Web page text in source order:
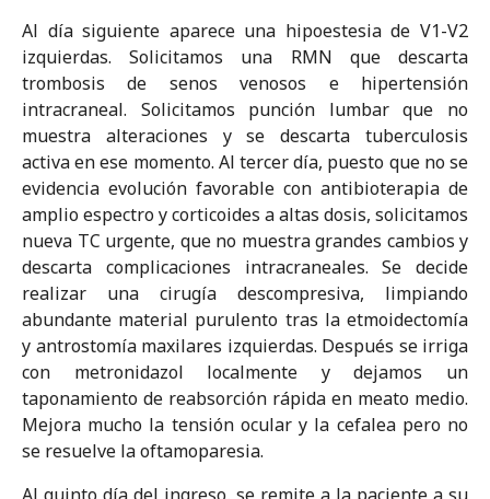
Al día siguiente aparece una hipoestesia de V1-V2
izquierdas. Solicitamos una RMN que descarta
trombosis de senos venosos e hipertensión
intracraneal. Solicitamos punción lumbar que no
muestra alteraciones y se descarta tuberculosis
activa en ese momento. Al tercer día, puesto que no se
evidencia evolución favorable con antibioterapia de
amplio espectro y corticoides a altas dosis, solicitamos
nueva TC urgente, que no muestra grandes cambios y
descarta complicaciones intracraneales. Se decide
realizar una cirugía descompresiva, limpiando
abundante material purulento tras la etmoidectomía
y antrostomía maxilares izquierdas. Después se irriga
con metronidazol localmente y dejamos un
taponamiento de reabsorción rápida en meato medio.
Mejora mucho la tensión ocular y la cefalea pero no
se resuelve la oftamoparesia.
Al quinto día del ingreso, se remite a la paciente a su